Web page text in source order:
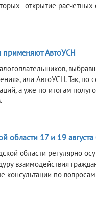
- открытие
применяют АвтоУСН
или АвтоУСН. Так, по
а уже по итогам
области 17 и 19
области регулярно
взаимодействия
по